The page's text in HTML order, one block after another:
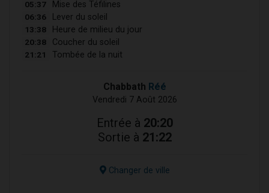
05:37 Mise des Téfilines
06:36 Lever du soleil
13:38 Heure de milieu du jour
20:38 Coucher du soleil
21:21 Tombée de la nuit
Chabbath Réé
Vendredi 7 Août 2026
Entrée à 20:20
Sortie à 21:22
Changer de ville